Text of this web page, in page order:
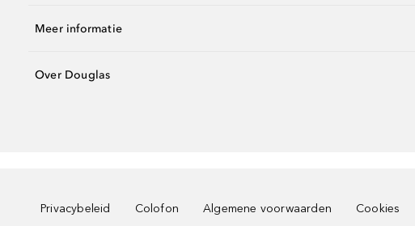
Meer informatie
Over Douglas
Privacybeleid Colofon Algemene voorwaarden Cookies